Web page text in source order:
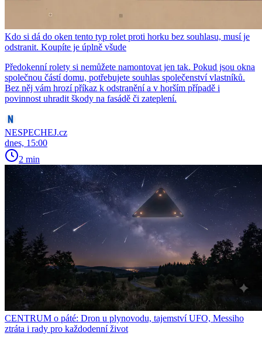
Kdo si dá do oken tento typ rolet proti horku bez souhlasu, musí je
odstranit. Koupíte je úplně všude
Předokenní rolety si nemůžete namontovat jen tak. Pokud jsou okna
společnou částí domu, potřebujete souhlas společenství vlastníků.
Bez něj vám hrozí příkaz k odstranění a v horším případě i
povinnost uhradit škody na fasádě či zateplení.
NESPECHEJ.cz
dnes, 15:00
2 min
CENTRUM o páté: Dron u plynovodu, tajemství UFO, Messiho
ztráta i rady pro každodenní život